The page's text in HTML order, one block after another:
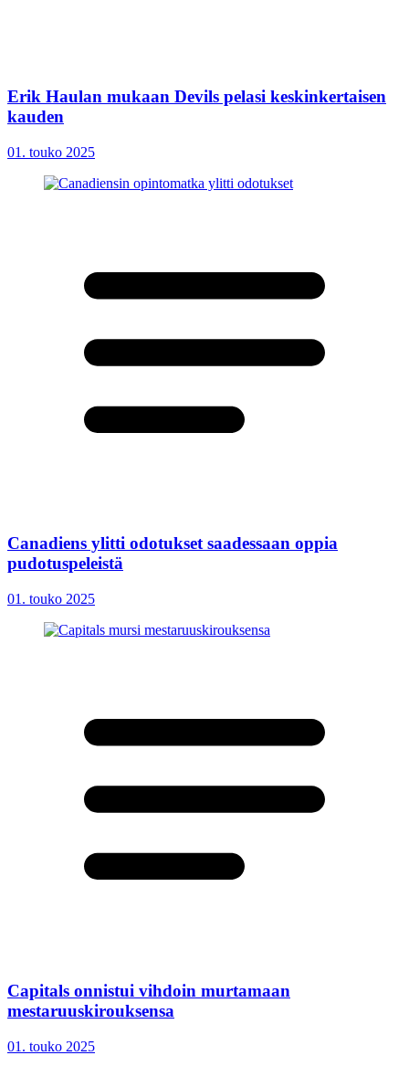
Erik Haulan mukaan Devils pelasi keskinkertaisen
kauden
01. touko 2025
Canadiens ylitti odotukset saadessaan oppia
pudotuspeleistä
01. touko 2025
Capitals onnistui vihdoin murtamaan
mestaruuskirouksensa
01. touko 2025